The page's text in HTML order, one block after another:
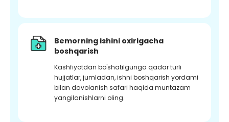
Bemorning ishini oxirigacha
boshqarish
Kashfiyotdan bo'shatilgunga qadar turli
hujjatlar, jumladan, ishni boshqarish yordami
bilan davolanish safari haqida muntazam
yangilanishlarni oling.